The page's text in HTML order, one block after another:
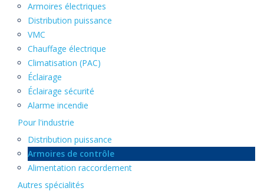
Armoires électriques
Distribution puissance
VMC
Chauffage électrique
Climatisation (PAC)
Éclairage
Éclairage sécurité
Alarme incendie
Pour l'industrie
Distribution puissance
Armoires de contrôle
Alimentation raccordement
Autres spécialités